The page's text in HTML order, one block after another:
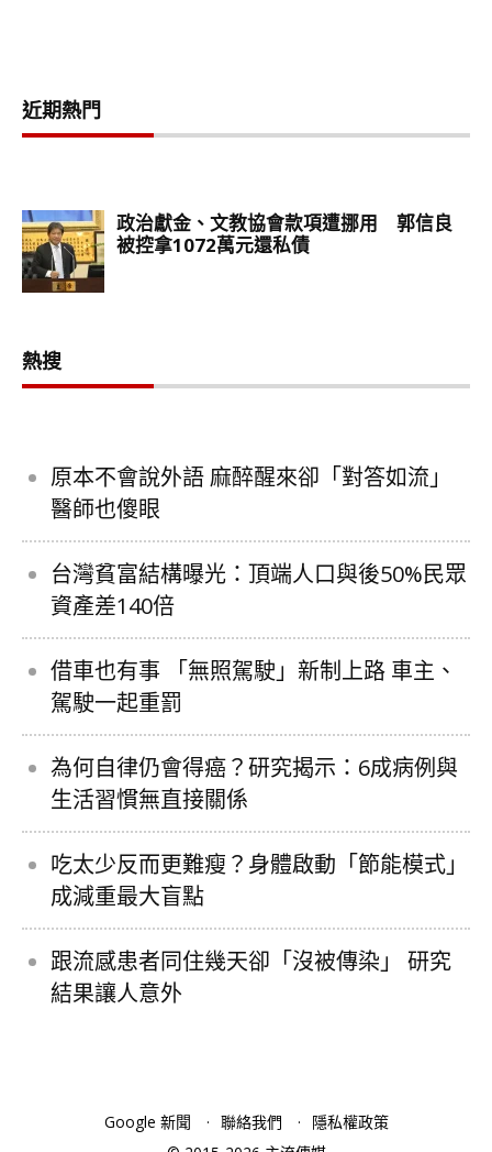
近期熱門
熱搜
原本不會說外語 麻醉醒來卻「對答如流」
醫師也傻眼
台灣貧富結構曝光：頂端人口與後50%民眾
資產差140倍
借車也有事 「無照駕駛」新制上路 車主、
駕駛一起重罰
為何自律仍會得癌？研究揭示：6成病例與
生活習慣無直接關係
吃太少反而更難瘦？身體啟動「節能模式」
成減重最大盲點
跟流感患者同住幾天卻「沒被傳染」 研究
結果讓人意外
Google 新聞 聯絡我們
隱私權政策